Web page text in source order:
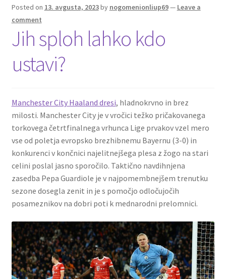
Posted on 13. avgusta, 2023by nogomenionliup69— Leave a
comment
Jih sploh lahko kdo
ustavi?
Manchester City Haaland dresi, hladnokrvno in brez
milosti. Manchester City je v vročici težko pričakovanega
torkovega četrtfinalnega vrhunca Lige prvakov vzel mero
vse od poletja evropsko brezhibnemu Bayernu (3-0) in
konkurenci v končnici najelitnejšega plesa z žogo na stari
celini poslal jasno sporočilo. Taktično navdihnjena
zasedba Pepa Guardiole je v najpomembnejšem trenutku
sezone dosegla zenit in je s pomočjo odločujočih
posameznikov na dobri poti k mednarodni prelomnici.